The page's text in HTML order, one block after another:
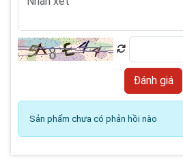
Sản phẩm chưa có phản hồi nào